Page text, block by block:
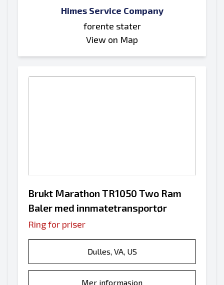
Himes Service Company
forente stater
View on Map
Brukt Marathon TR1050 Two Ram
Baler med innmatetransportør
Ring for priser
Dulles, VA, US
Mer informasjon